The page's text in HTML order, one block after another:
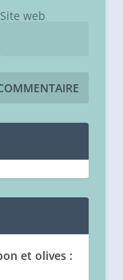
Site web
et olives :